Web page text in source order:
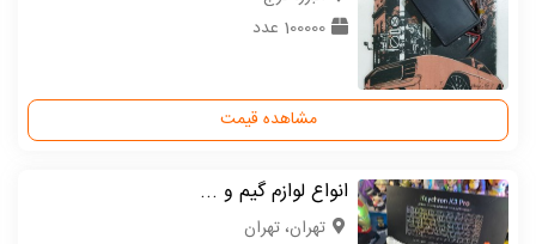
100000 عدد
مشاهده قیمت
انواع لوازم گیم و ...
تهران، تهران